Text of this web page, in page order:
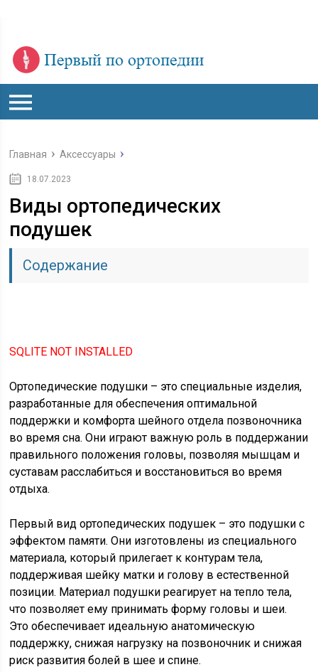
Главная Аксессуары
18.07.2023
Виды ортопедических
подушек
Содержание
SQLITE NOT INSTALLED
Ортопедические подушки – это специальные изделия,
разработанные для обеспечения оптимальной
поддержки и комфорта шейного отдела позвоночника
во время сна. Они играют важную роль в поддержании
правильного положения головы, позволяя мышцам и
суставам расслабиться и восстановиться во время
отдыха.
Первый вид ортопедических подушек – это подушки с
эффектом памяти. Они изготовлены из специального
материала, который прилегает к контурам тела,
поддерживая шейку матки и голову в естественной
позиции. Материал подушки реагирует на тепло тела,
что позволяет ему принимать форму головы и шеи.
Это обеспечивает идеальную анатомическую
поддержку, снижая нагрузку на позвоночник и снижая
риск развития болей в шее и спине.